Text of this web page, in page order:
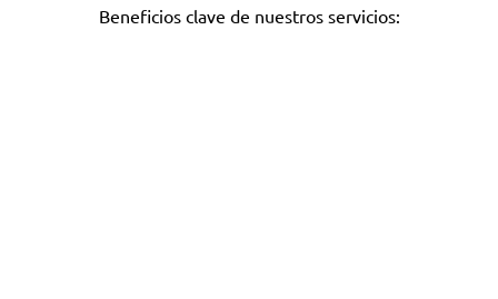
Beneficios clave de nuestros servicios: